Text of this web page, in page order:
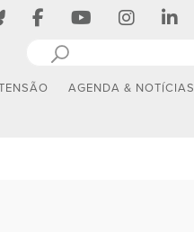
AGENDA & NOTÍCIAS